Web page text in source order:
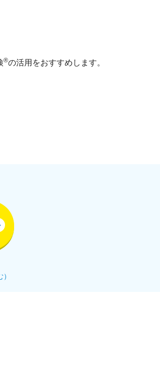
®の活用をおすすめします。